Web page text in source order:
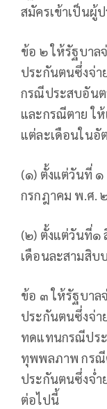
สมัครเข้าเป็น
ข้อ ๒ ให้รัฐบาล
ประกันตนซึ่งจ่
กรณีประสบอัน
และกรณีตาย ใ
แต่ละเดือนในอั
(๑) ตั้งแต่วันที่
กรกฎาคม พ.ศ.
(๒) ตั้งแต่วันที่๑
เดือนละสามสิบ
ข้อ ๓ ให้รัฐบาล
ประกันตนซึ่งจ่า
ทดแทนกรณีปร
ทุพพลภาพ กรณี
ประกันตนซึ่งจ่ำ
ต่อไปนี้